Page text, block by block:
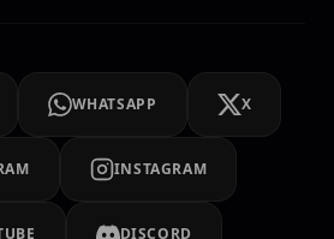
WHATSAPP X
INSTAGRAM
DISCORD